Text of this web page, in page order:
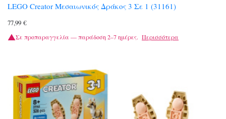
LEGO Creator Μεσαιωνικός Δράκος 3 Σε 1 (31161)
77,99 €
Σε προπαραγγελία — παράδοση 2–7 ημέρες. Περισσότερα